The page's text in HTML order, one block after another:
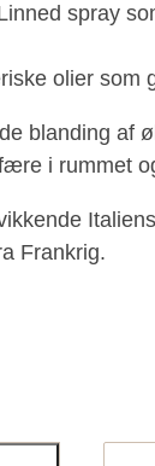
spray
olier som
blanding af
i rummet
Frankrig.